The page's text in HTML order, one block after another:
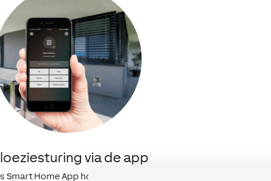
via de app
Smart Home App houdt u uw jaloeziesturing – en